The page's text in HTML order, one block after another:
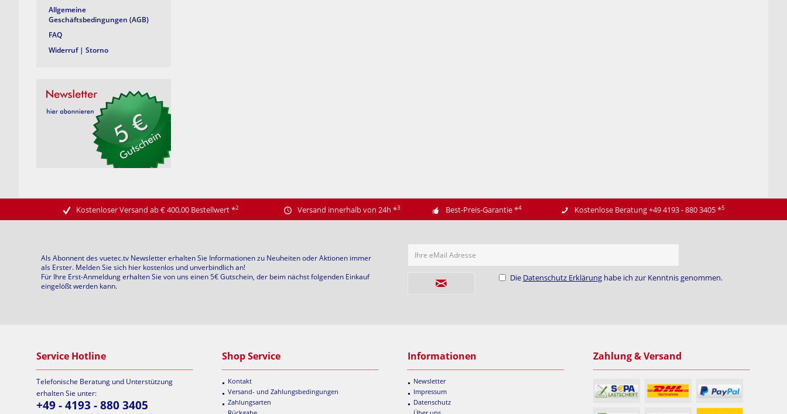
Allgemeine
Geschäftsbedingungen (AGB)
FAQ
Widerruf | Storno
Kostenloser Versand ab € 400,00 Bestellwert*2 Versand innerhalb von 24h *3 Best-Preis-Garantie*4 Kostenlose Beratung +49 4193 - 880 3405*5
Als Abonnent des vuetec.tv Newsletter erhalten Sie Informationen zu Neuheiten oder Aktionen immer
als Erster. Melden Sie sich hier kostenlos und unverbindlich an!
Für Ihre Erst-Anmeldung erhalten Sie von uns einen 5€ Gutschein, der beim nächst folgenden Einkauf
eingelößt werden kann.
Ihre eMail Adresse
Die Datenschutz Erklärunghabe ich zur Kenntnis genommen.
Service Hotline
Telefonische Beratung und Unterstützung
erhalten Sie unter:
+49 - 4193 - 880 3405
Shop Service
Kontakt
Versand- und Zahlungsbedingungen
Zahlungsarten
Informationen
Newsletter
Impressum
Datenschutz
Zahlung & Versand